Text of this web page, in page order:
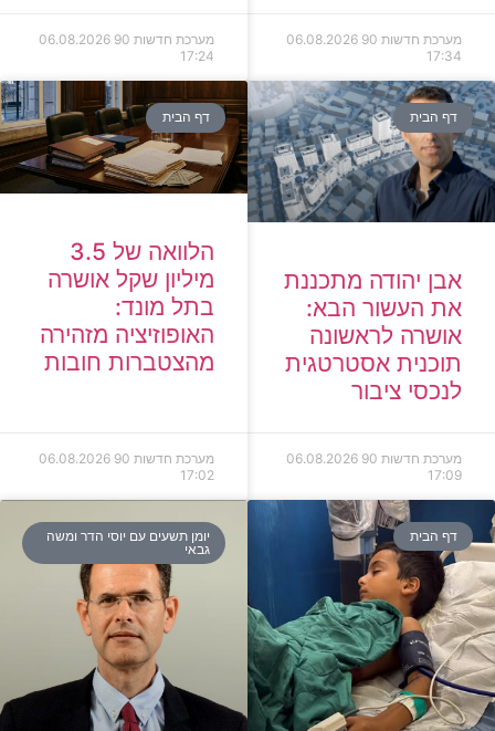
מערכת חדשות 90
06.08.2026
17:34
מערכת חדשות 90
06.08.2026
17:24
דף הבית
אבן יהודה מתכננת
את העשור הבא:
אושרה לראשונה
תוכנית אסטרטגית
לנכסי ציבור
מערכת חדשות 90
06.08.2026
17:09
דף הבית
הלוואה של 3.5
מיליון שקל אושרה
בתל מונד:
האופוזיציה מזהירה
מהצטברות חובות
מערכת חדשות 90
06.08.2026
17:02
דף הבית
יומן תשעים עם יוסי הדר ומשה
גבאי